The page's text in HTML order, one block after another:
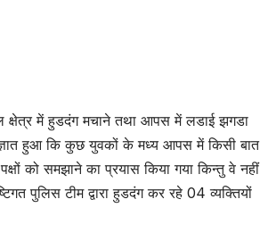
क्षेत्र में हुडदंग मचाने तथा आपस में लडाई झगडा
हुआ कि कुछ युवकों के मध्य आपस में किसी बात
को समझाने का प्रयास किया गया किन्तु वे नहीं
पुलिस टीम द्वारा हुडदंग कर रहे 04 व्यक्तियों